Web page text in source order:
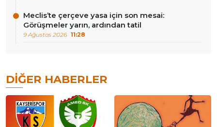
Meclis’te çerçeve yasa için son mesai:
Görüşmeler yarın, ardından tatil
9 Ağustos 2026 11:28
DIĞER HABERLER